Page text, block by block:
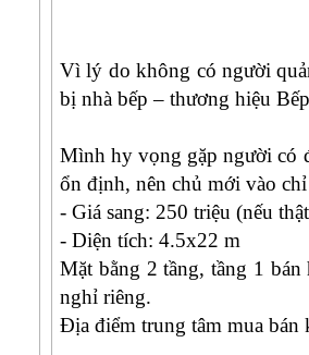
Vì lý do không có người
bị nhà bếp – thương hiệu
Mình hy vọng gặp người có
ổn định, nên chủ mới vào
- Giá sang: 250 triệu (nếu
- Diện tích: 4.5x22 m
Mặt bằng 2 tầng, tầng 1
nghỉ riêng.
Địa điểm trung tâm mua bán